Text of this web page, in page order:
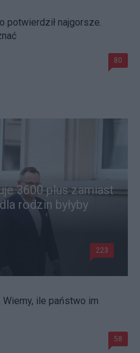
potwierdził najgorsze.
80
3600 plus zamiast
rodzin byłyby
223
ile państwo im
58